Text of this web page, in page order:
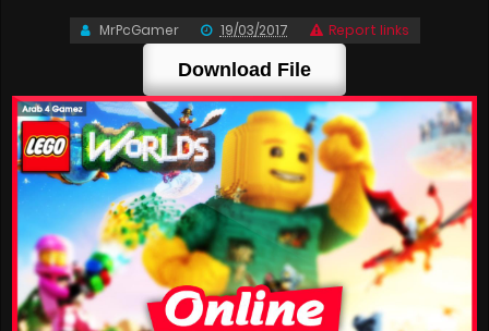
MrPcGamer 19/03/2017 Report links
Download File